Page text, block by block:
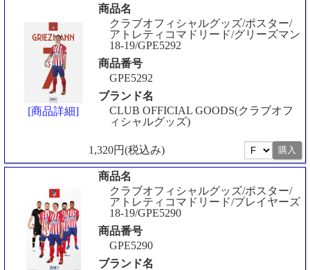
[商品詳細]
商品名
クラブオフィシャルグッズ/ポスター/
アトレティコマドリード/グリーズマン
18-19/GPE5292
商品番号
GPE5292
ブランド名
CLUB OFFICIAL GOODS(クラブオフ
ィシャルグッズ)
1,320円(税込み)
商品名
クラブオフィシャルグッズ/ポスター/
アトレティコマドリード/プレイヤーズ
18-19/GPE5290
商品番号
GPE5290
ブランド名